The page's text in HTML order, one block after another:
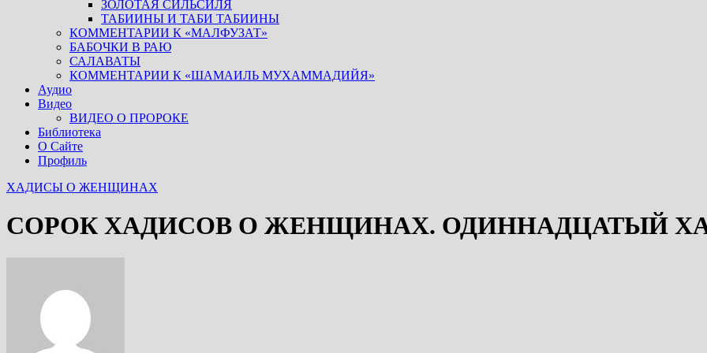
ЗОЛОТАЯ СИЛЬСИЛЯ
ТАБИИНЫ И ТАБИ ТАБИИНЫ
КОММЕНТАРИИ К «МАЛФУЗАТ»
БАБОЧКИ В РАЮ
САЛАВАТЫ
КОММЕНТАРИИ К «ШАМАИЛЬ МУХАММАДИЙЯ»
Аудио
Видео
ВИДЕО О ПРОРОКЕ
Библиотека
О Сайте
Профиль
ХАДИСЫ О ЖЕНЩИНАХ
СОРОК ХАДИСОВ О ЖЕНЩИНАХ. ОДИННАДЦАТЫЙ